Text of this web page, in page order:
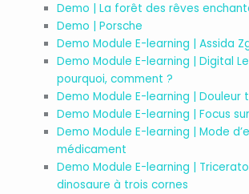
Demo | La forêt des rêves
Demo | Porsche
Demo Module E-learning | Assida
Demo Module E-learning | Digital
pourquoi, comment ?
Demo Module E-learning | Douleur
Demo Module E-learning | Focus
Demo Module E-learning | Mode
médicament
Demo Module E-learning |
dinosaure à trois cornes